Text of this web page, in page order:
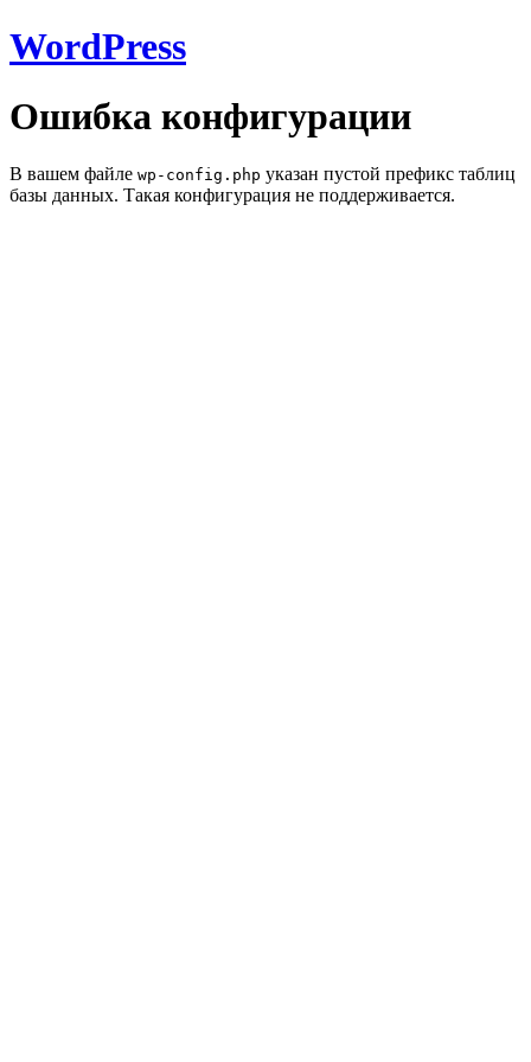
WordPress
Ошибка конфигурации
В вашем файле wp-config.php указан пустой префикс таблиц
базы данных. Такая конфигурация не поддерживается.